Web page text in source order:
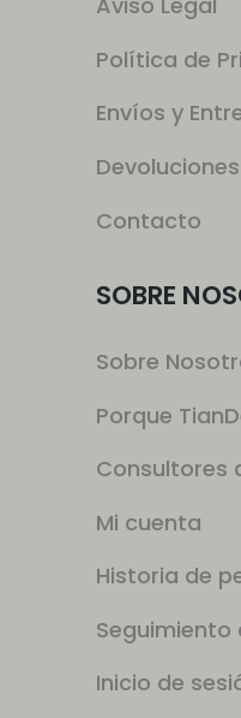
Política de
Envíos y
Contacto
SOBRE
Sobre
Porque
Consultores
Mi cuenta
Historia de
Seguimiento
Inicio de